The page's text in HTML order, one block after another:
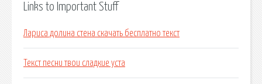
Links to Important Stuff
Лариса долина стена скачать бесплатно текст
Текст песни твои сладкие уста